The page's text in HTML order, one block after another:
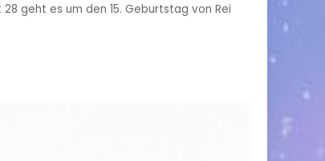
geht es um den 15. Geburtstag von Rei